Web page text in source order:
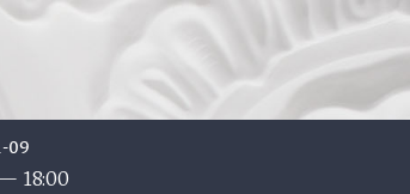
09
18:00